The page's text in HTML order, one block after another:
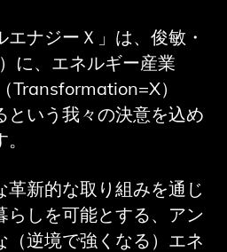
ナジーＸ」は、俊敏・
に、エネルギー産業
Transformation=X）
という我々の決意を込め
革新的な取り組みを通じ
らしを可能とする、アン
（逆境で強くなる）エネ